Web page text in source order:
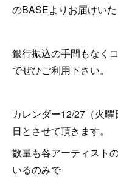
のBASEよりお届けいた
銀行振込の手間もなく
でぜひご利用下さい。
カレンダー12/27（火
日とさせて頂きます。
数量も各アーティスト
いるのみで